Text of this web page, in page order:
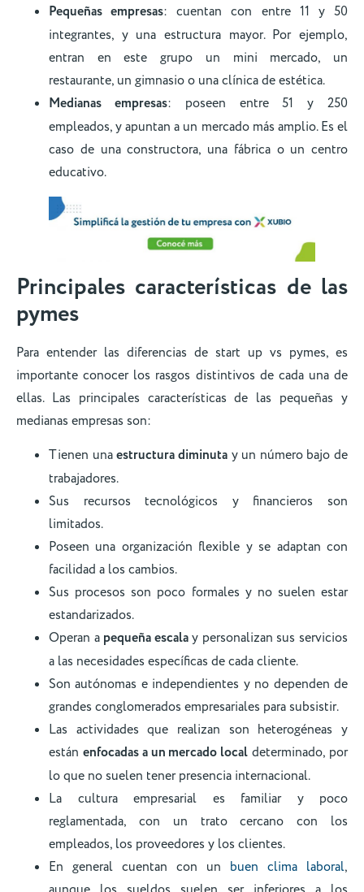
Pequeñas empresas: cuentan con entre 11 y 50
integrantes, y una estructura mayor. Por ejemplo,
entran en este grupo un mini mercado, un
restaurante, un gimnasio o una clínica de estética.
Medianas empresas: poseen entre 51 y 250
empleados, y apuntan a un mercado más amplio. Es el
caso de una constructora, una fábrica o un centro
educativo.
Principales características de las
pymes
Para entender las diferencias de start up vs pymes, es
importante conocer los rasgos distintivos de cada una de
ellas. Las principales características de las pequeñas y
medianas empresas son:
Tienen unaestructura diminutay un número bajo de
trabajadores.
Sus recursos tecnológicos y financieros son
limitados.
Poseen una organización flexible y se adaptan con
facilidad a los cambios.
Sus procesos son poco formales y no suelen estar
estandarizados.
Operan a pequeña escalay personalizan sus servicios
a las necesidades específicas de cada cliente.
Son autónomas e independientes y no dependen de
grandes conglomerados empresariales para subsistir.
Las actividades que realizan son heterogéneas y
están enfocadas a un mercado local determinado, por
lo que no suelen tener presencia internacional.
La cultura empresarial es familiar y poco
reglamentada, con un trato cercano con los
empleados, los proveedores y los clientes.
En general cuentan con un buen clima laboral,